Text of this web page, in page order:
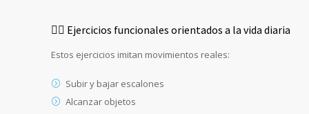
🚶‍♀️ Ejercicios funcionales orientados a la vida diaria
Estos ejercicios imitan movimientos reales:
Subir y bajar escalones
Alcanzar objetos